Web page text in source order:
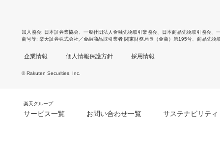
加入協会 日本証券業協会 一般社団法人金融先物取引業協会 日本商品先物取引協会
商号等 楽天証券株式会社／金融商品取引業者 関東財務局長（金商）第195号、商品先物
企業情報 個人情報保護方針 採用情報
© Rakuten Securities, Inc.
楽天グループ
サービス一覧 お問い合わせ一覧 サステナビリティ